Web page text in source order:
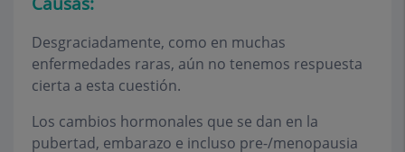
Desgraciadamente, como en muchas
enfermedades raras, aún no tenemos respuesta
cierta a esta cuestión.
Los cambios hormonales que se dan en la
pubertad, embarazo e incluso pre-/menopausia